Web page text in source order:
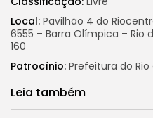
Local: Pavilhão 4 do
6555 – Barra Olímpica – Rio
160
Patrocínio: Prefeitura do
Leia também